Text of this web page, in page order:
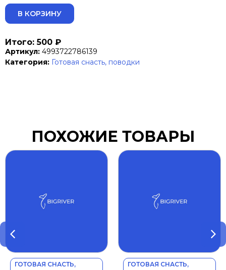
В КОРЗИНУ
Итого: 500 ₽
Артикул: 4993722786139
Категория: Готовая снасть, поводки
ПОХОЖИЕ ТОВАРЫ
ГОТОВАЯ СНАСТЬ,
ГОТОВАЯ СНАСТЬ,